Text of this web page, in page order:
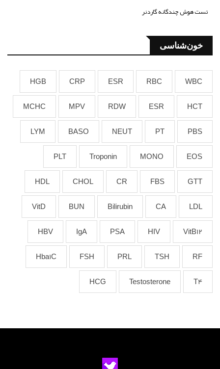
تست هوش چندگانه گاردنر
خون‌شناسی
WBC
RBC
ESR
CRP
HGB
HCT
ESR
RDW
MPV
MCHC
PBS
PT
NEUT
BASO
LYM
EOS
MONO
Troponin
PLT
GTT
FBS
CR
CHOL
HDL
LDL
CA
Bilirubin
BUN
VitD
VitB12
HIV
PSA
IgA
HBV
RF
TSH
PRL
FSH
Hba1C
T4
Testosterone
HCG